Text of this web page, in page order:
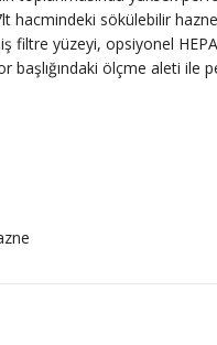
hacmindeki sökülebilir
filtre yüzeyi, opsiyonel
başlığındaki ölçme aleti